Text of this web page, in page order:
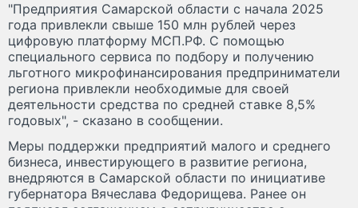
"Предприятия Самарской области с начала 2025
года привлекли свыше 150 млн рублей через
цифровую платформу МСП.РФ. С помощью
специального сервиса по подбору и получению
льготного микрофинансирования предприниматели
региона привлекли необходимые для своей
деятельности средства по средней ставке 8,5%
годовых", - сказано в сообщении.
Меры поддержки предприятий малого и среднего
бизнеса, инвестирующего в развитие региона,
внедряются в Самарской области по инициативе
губернатора Вячеслава Федорищева. Ранее он